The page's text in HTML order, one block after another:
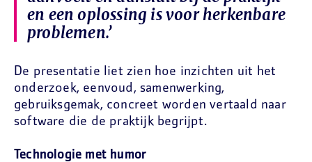
en een oplossing is voor herkenbare
problemen.’
De presentatie liet zien hoe inzichten uit het
onderzoek, eenvoud, samenwerking,
gebruiksgemak, concreet worden vertaald naar
software die de praktijk begrijpt.
Technologie met humor